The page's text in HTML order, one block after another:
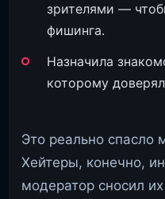
зрителями —
фишинга.
Назначила
которому
Это реально спасло
Хейтеры, конечно,
модератор сносил